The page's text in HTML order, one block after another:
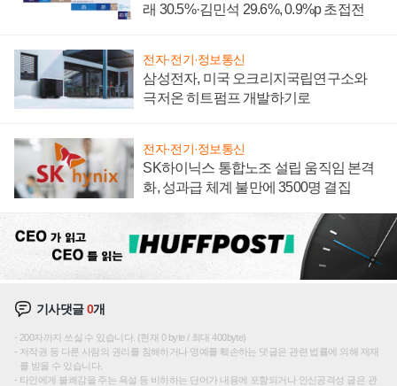
래 30.5%·김민석 29.6%, 0.9%p 초접전
전자·전기·정보통신
삼성전자, 미국 오크리지국립연구소와
극저온 히트펌프 개발하기로
전자·전기·정보통신
SK하이닉스 통합노조 설립 움직임 본격
화, 성과급 체계 불만에 3500명 결집
기사댓글0개
200자까지 쓰실 수 있습니다. (현재 0 byte / 최대 400byte)
저작권 등 다른 사람의 권리를 침해하거나 명예를 훼손하는 댓글은 관련 법률에 의해 제재
를 받을 수 있습니다.
타인에게 불쾌감을 주는 욕설 등 비하하는 단어가 내용에 포함되거나 인신공격성 글은 관